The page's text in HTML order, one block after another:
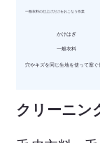
一般衣料の仕上げだけをおこなう作業
一般衣料
穴やキズを同じ生地を使って塞ぐ
かけはぎ
クリーニン